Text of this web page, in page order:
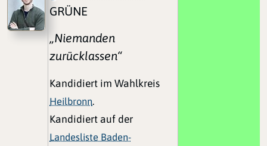
GRÜNE
„Niemanden
zurücklassen“
Kandidiert im Wahlkreis
Heilbronn.
Kandidiert auf der
Landesliste Baden-